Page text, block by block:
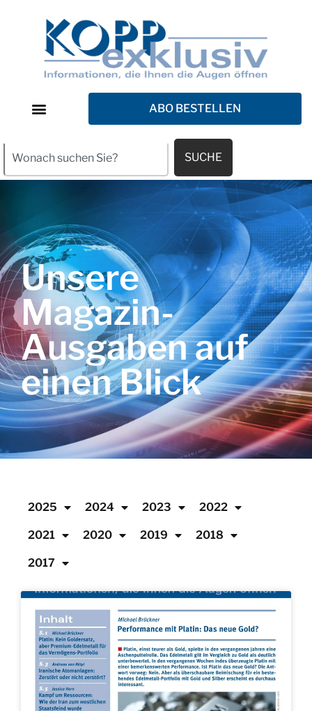
ABO BESTELLEN
SUCHE
Unsere
Magazin-
Ausgaben auf
einen Blick
2025 2024 2023 2022
2021 2020 2019 2018
2017